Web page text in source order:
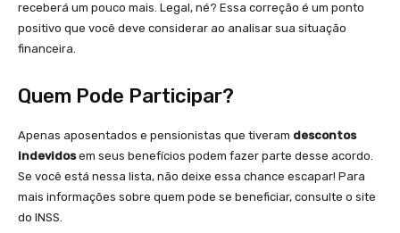
receberá um pouco mais. Legal, né? Essa correção é um ponto
positivo que você deve considerar ao analisar sua situação
financeira.
Quem Pode Participar?
Apenas aposentados e pensionistas que tiveram descontos
indevidosem seus benefícios podem fazer parte desse acordo.
Se você está nessa lista, não deixe essa chance escapar! Para
mais informações sobre quem pode se beneficiar, consulte o site
do INSS.